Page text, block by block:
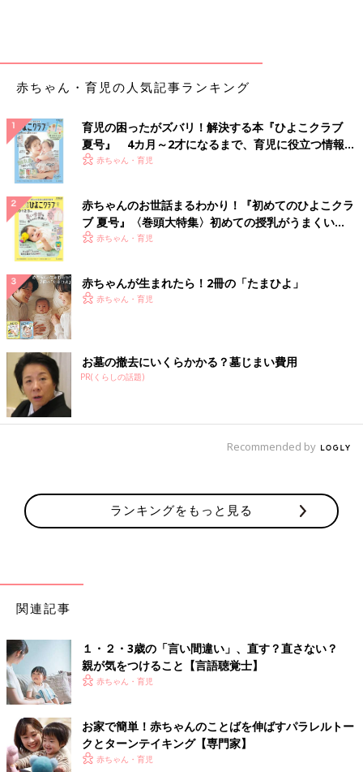
寺田先生（以下敬称略） まず、発音には獲得していく順序があ
り、子どもにとって簡単な発音からできるようになっていきま
する時に舌の微妙な調整が必要で難しい音なのです。
舌がうまく使えないうちは、「さかな」を「たかな」と言ってし
まうことはありますが、多くの子どもは4〜6才くらいには発音で
きるようになります。5才くらいになっても自然に発音できるよ
うにならない場合は、専門家に相談して練習してあげたほうがい
いかもしれません。
――5才くらいになっても発音を獲得できない理由はどんなこと
がありますか？
寺田 成長しても「さ行」が言えるようにならない場合、身体的
な原因がはっきりしている「器質性構音障害」と、はっきりした
原因がわからない「機能性構音障害」というものがあります。
「器質性構音障害」は、舌の裏側にあるヒダが生まれつき短いな
どの症状がある「舌小帯短縮症(ぜつしょうたいたんしゅくしょ
う)」や、口の中の天井部分や唇に割れ目があり、口の中と鼻の
穴がつながった状態になっている「口蓋裂（こうがいれつ）」な
どによって、発音がうまくいかないことを指します。これらの身
「機能性構音障害」は、身体的に原因はないけれど、発音のしか
たを間違って身につけてしまい、間違った発音をしてしまうこと
「きりん」と言っているつもりでも、「ち（き）りん」のように
「き」なのか「ち」なのかがはっきりしない音に聞こえる（側音
また、このほかに発音を獲得できない理由として、耳の聞こえの
悪さ（聴覚障害・難聴）が隠れている場合があります。これは子
どもの聴覚検査を専門にする耳鼻科で検査をすることができま
発音はなるべく注意しない、何度も聞き返さない
赤ちゃん・育児の人気記事ランキング
育児の困ったがズバリ！解決する本『ひよこクラブ
夏号』 4カ月～2才になるまで、育児に役立つ情報が
いっぱい！
赤ちゃん・育児
赤ちゃんのお世話まるわかり！『初めてのひよこクラ
ブ 夏号』〈巻頭大特集〉初めての授乳がうまくい
く！ おっぱい・ミルクの基本と夏のトラブル 解決テ
赤ちゃん・育児
赤ちゃんが生まれたら！2冊の「たまひよ」
赤ちゃん・育児
お墓の撤去にいくらかかる？墓じまい費用
PR(くらしの話題)
Recommended by
ランキングをもっと見る
関連記事
１・２・3歳の「言い間違い」、直す？直さない？
親が気をつけること【言語聴覚士】
赤ちゃん・育児
お家で簡単！赤ちゃんのことばを伸ばすパラレルトー
クとターンテイキング【専門家】
赤ちゃん・育児